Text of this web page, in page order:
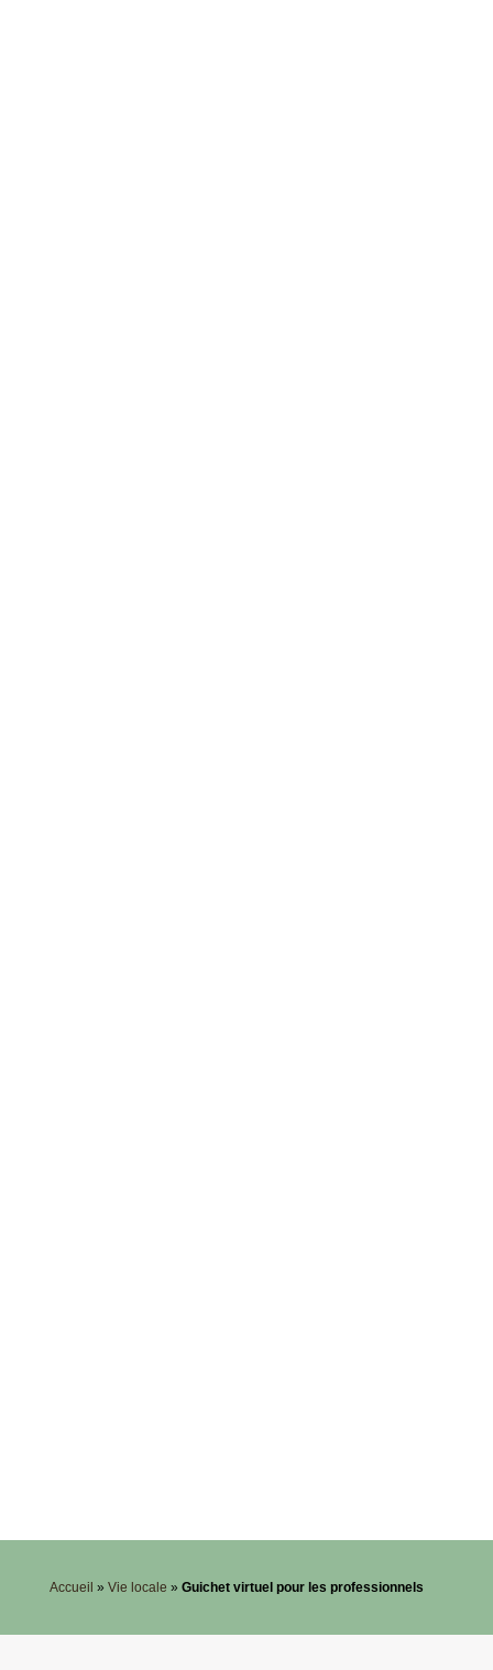
Accueil » Vie locale » Guichet virtuel pour les professionnels